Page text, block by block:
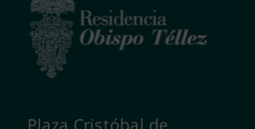
Plaza Cristóbal de